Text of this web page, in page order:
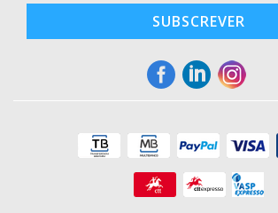
SUBSCREVER